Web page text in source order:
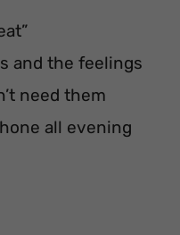
and the feelings
need them
all evening